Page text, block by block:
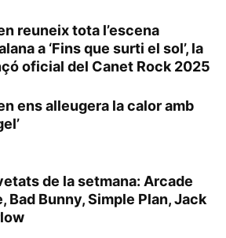
reuneix tota l’escena
a ‘Fins que surti el sol’, la
oficial del Canet Rock 2025
ens alleugera la calor amb
de la setmana: Arcade
Bad Bunny, Simple Plan, Jack